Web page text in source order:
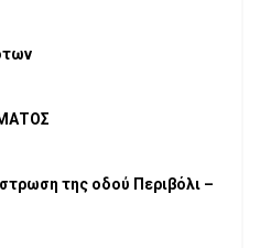
της οδού Περιβόλι –